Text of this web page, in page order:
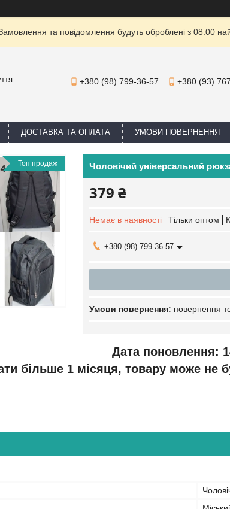
та повідомлення будуть оброблені з 08:00
+380 (98) 799-36-57 +380 (93)
ДОСТАВКА ТА ОПЛАТА УМОВИ ПОВЕРНЕННЯ
Топ продаж Чоловічий універсальний
379 ₴
Немає в наявності Тільки оптом
+380 (98) 799-36-57
повернення
Дата поновлення:
більше 1 місяця, товару може не